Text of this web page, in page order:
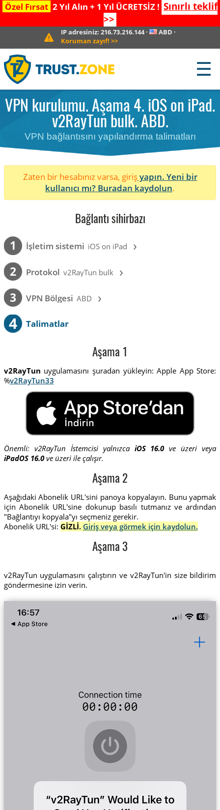
Özel Fırsat 2 Yıl Alın + 1 Yıl ÜCRETSİZ ! Sınırlı teklif
>>
IP adresiniz:216.73.216.144· ABD ·
Koruman zayıf! >>
☰
VPN kurulumu. Aşama 4. iOS on iPad.
v2RayTun bulk. ABD.
VPN bağlantısını yapılandırma talimatları
Zaten bir hesabınız varsa, girişyapın. Yeni bir
kullanıcı mı? Buradan kaydolun.
Bağlantı sihirbazı
1 İşletim sistemi iOS on iPad ›
2 Protokol v2RayTun bulk ›
3 VPN Bölgesi ABD ›
4 Talimatlar
Aşama 1
v2RayTun uygulamasını şuradan yükleyin: Apple App Store:
%v2RayTun33
Önemli: v2RayTun İstemcisi yalnızca iOS 16.0ve üzeri veya
iPadOS 16.0ve üzeri ile çalışır.
Aşama 2
Aşağıdaki Abonelik URL'sini panoya kopyalayın. Bunu yapmak
için Abonelik URL'sine dokunup basılı tutmanız ve ardından
"Bağlantıyı kopyala"yı seçmeniz gerekir.
Abonelik URL'si: GİZLİ. Giriş veya görmek için kaydolun.
Aşama 3
v2RayTun uygulamasını çalıştırın ve v2RayTun'in size bildirim
göndermesine izin verin.